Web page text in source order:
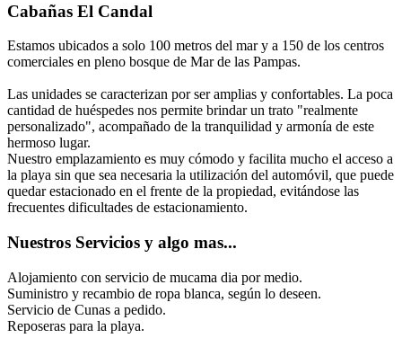
Cabañas El Candal
Estamos ubicados a solo 100 metros del mar y a 150 de los centros
comerciales en pleno bosque de Mar de las Pampas.
Las unidades se caracterizan por ser amplias y confortables. La poca
cantidad de huéspedes nos permite brindar un trato "realmente
personalizado", acompañado de la tranquilidad y armonía de este
hermoso lugar.
Nuestro emplazamiento es muy cómodo y facilita mucho el acceso a
la playa sin que sea necesaria la utilización del automóvil, que puede
quedar estacionado en el frente de la propiedad, evitándose las
frecuentes dificultades de estacionamiento.
Nuestros Servicios y algo mas...
Alojamiento con servicio de mucama dia por medio.
Suministro y recambio de ropa blanca, según lo deseen.
Servicio de Cunas a pedido.
Reposeras para la playa.